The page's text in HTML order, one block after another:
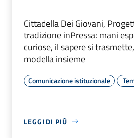
Cittadella Dei Giovani,
tradizione inPressa: mani
curiose, il sapere si
modella insieme
Comunicazione istituzionale
LEGGI DI PIÙ